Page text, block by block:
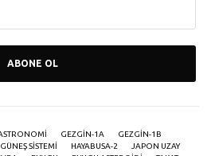
ABONE OL
GEZGIN-1A
GEZGIN-1B
GÜNEŞ SISTEMI HAYABUSA-2
JAPON UZAY